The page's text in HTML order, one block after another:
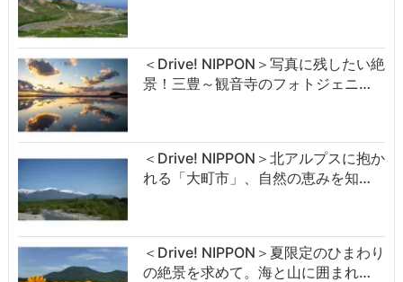
＜Drive! NIPPON＞写真に残したい絶
景！三豊～観音寺のフォトジェニ…
＜Drive! NIPPON＞北アルプスに抱か
れる「大町市」、自然の恵みを知…
＜Drive! NIPPON＞夏限定のひまわり
の絶景を求めて。海と山に囲まれ…